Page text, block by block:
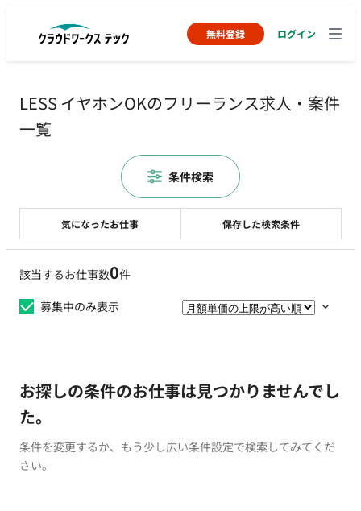
無料登録 ログイン
LESS イヤホンOKのフリーランス求人・案件
一覧
該当するお仕事数0件
募集中のみ表示
お探しの条件のお仕事は見つかりませんでし
た。
条件を変更するか、もう少し広い条件設定で検索してみてくだ
さい。
気になったお仕事 保存した検索条件
条件検索